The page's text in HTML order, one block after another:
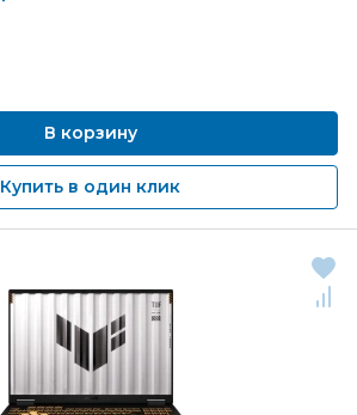
В корзину
Купить в один клик